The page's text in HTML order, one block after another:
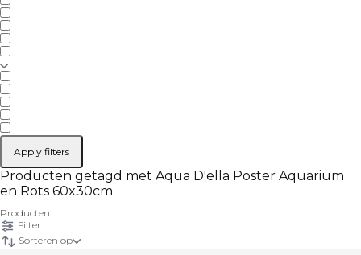
Apply filters
Producten getagd met Aqua D'ella Poster Aquarium
en Rots 60x30cm
Producten
Filter
Sorteren op